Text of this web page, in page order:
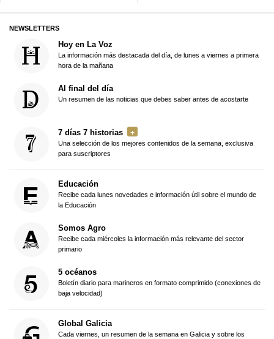
NEWSLETTERS
Hoy en La Voz
La información más destacada del día, de lunes a viernes a primera
hora de la mañana
Al final del día
Un resumen de las noticias que debes saber antes de acostarte
7 días 7 historias
Una selección de los mejores contenidos de la semana, exclusiva
para suscriptores
Educación
Recibe cada lunes novedades e información útil sobre el mundo de
la Educación
Somos Agro
Recibe cada miércoles la información más relevante del sector
primario
5 océanos
Boletín diario para marineros en formato comprimido (conexiones de
baja velocidad)
Global Galicia
Cada viernes, un resumen de la semana en Galicia y sobre los